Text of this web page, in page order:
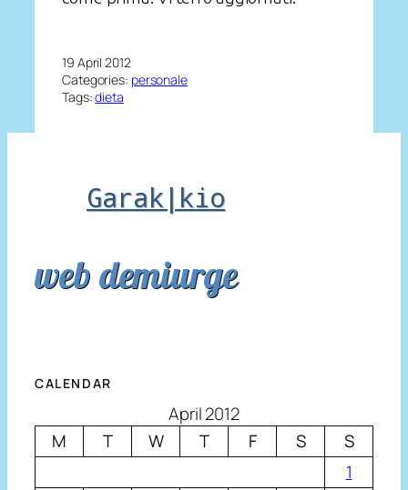
19 April 2012
Categories: personale
Tags:dieta
Garak|kio
web demiurge
CALENDAR
April 2012
M
T W T F S
S
1